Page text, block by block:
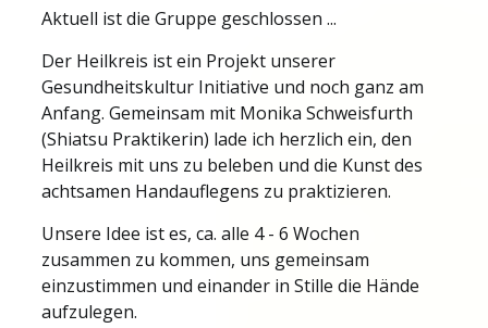
Aktuell ist die Gruppe geschlossen ...
Der Heilkreis ist ein Projekt unserer
Gesundheitskultur Initiative und noch ganz am
Anfang. Gemeinsam mit Monika Schweisfurth
(Shiatsu Praktikerin) lade ich herzlich ein, den
Heilkreis mit uns zu beleben und die Kunst des
achtsamen Handauflegens zu praktizieren.
Unsere Idee ist es, ca. alle 4 - 6 Wochen
zusammen zu kommen, uns gemeinsam
einzustimmen und einander in Stille die Hände
aufzulegen.